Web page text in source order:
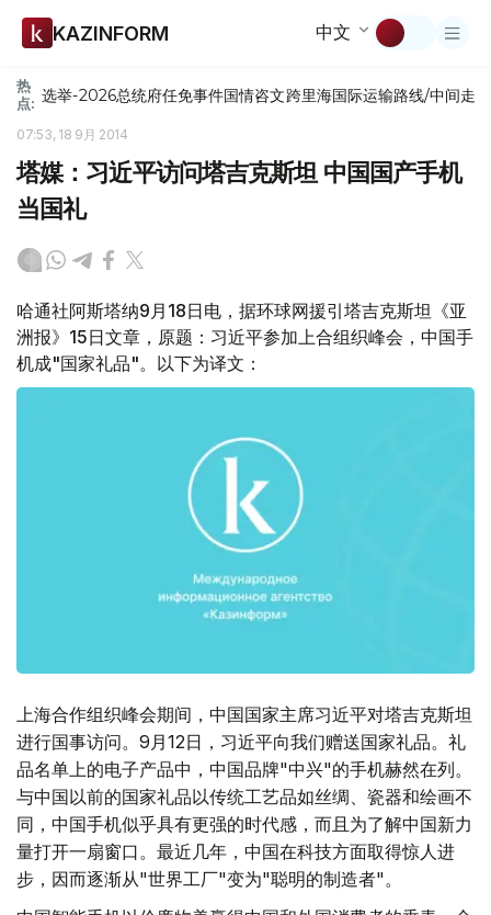
KAZINFORM 中文
热
点: 选举-2026总统府任免事件国情咨文跨里海国际运输路线/中间走廊
07:53, 18 9月 2014
塔媒：习近平访问塔吉克斯坦 中国国产手机
当国礼
哈通社阿斯塔纳9月18日电，据环球网援引塔吉克斯坦《亚
洲报》15日文章，原题：习近平参加上合组织峰会，中国手
机成"国家礼品"。以下为译文：
上海合作组织峰会期间，中国国家主席习近平对塔吉克斯坦
进行国事访问。9月12日，习近平向我们赠送国家礼品。礼
品名单上的电子产品中，中国品牌"中兴"的手机赫然在列。
与中国以前的国家礼品以传统工艺品如丝绸、瓷器和绘画不
同，中国手机似乎具有更强的时代感，而且为了解中国新力
量打开一扇窗口。最近几年，中国在科技方面取得惊人进
步，因而逐渐从"世界工厂"变为"聪明的制造者"。